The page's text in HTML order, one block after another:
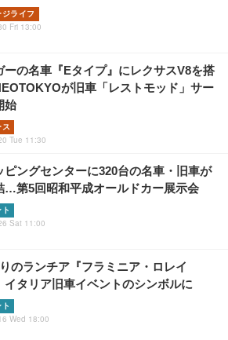
ジライフ
Fri 13:00
ーの名車『Eタイプ』にレクサスV8を搭
が旧車「レストモッド」サー
始
ス
Tue 11:30
ピングセンターに320台の名車・旧車が
…第5回昭和平成オールドカー展示会
Sat 11:00
のランチア『フラミニア・ロレイ
イタリア旧車イベントのシンボルに
Wed 18:00